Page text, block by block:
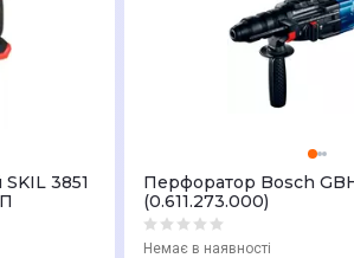
3851
Перфоратор Bosch
(0.611.273.000)
Немає в наявності